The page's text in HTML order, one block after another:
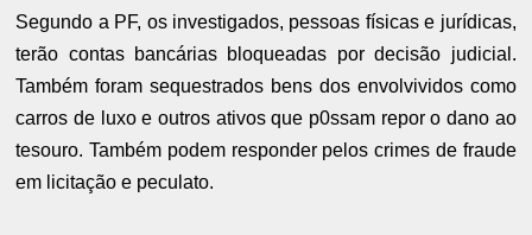
Segundo a PF, os investigados, pessoas físicas e jurídicas,
terão contas bancárias bloqueadas por decisão judicial.
Também foram sequestrados bens dos envolvividos como
carros de luxo e outros ativos que p0ssam repor o dano ao
tesouro. Também podem responder pelos crimes de fraude
em licitação e peculato.